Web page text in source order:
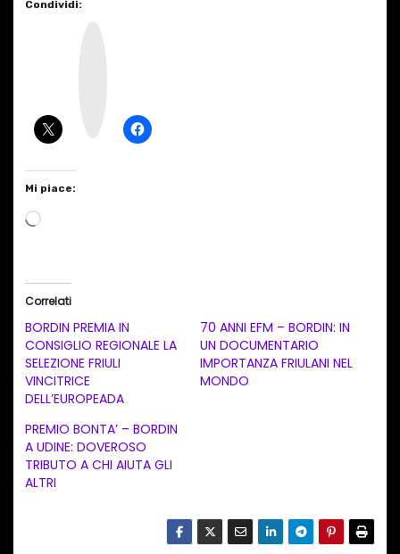
Condividi:
Mi piace:
C
a
m
e
t
o
i
Correlati
BORDIN PREMIA IN
CONSIGLIO REGIONALE LA
SELEZIONE FRIULI
VINCITRICE
DELL’EUROPEADA
70 ANNI EFM – BORDIN: IN
UN DOCUMENTARIO
IMPORTANZA FRIULANI NEL
MONDO
PREMIO BONTA’ – BORDIN
A UDINE: DOVEROSO
TRIBUTO A CHI AIUTA GLI
ALTRI